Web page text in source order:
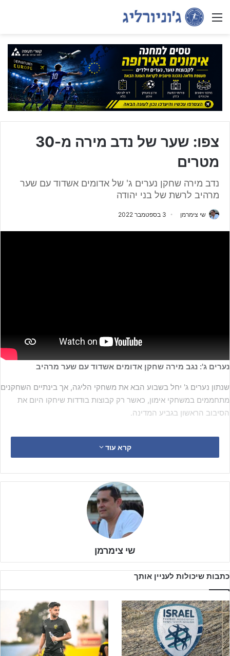
Menu
צפו: שער של נדב מירה מ-30
מטרים
נדב מירה שחקן נערים ג' של אדומים אשדוד עם שער
מרהיב לרשת של בני יהודה
שי צימרמן 3 בספטמבר 2022
נערים ג': נגב מירה שחקן אדומים אשדוד עם שער מרהיב
שנתון נערים ג' יחל בשבוע הבא את משחקי הליגה, אך בינתיים השחקנים
מתחממים במשחקי אימון, כאשר רק קבוצות בודדות שיחקו היום את
הסיבוב הראשון בגביע המדינה.
נדב מירהשחקן נערים ג' שלאדומים אשדוד
כבש היום בניצחון 5:4
במשחק האימון על בני יהודה, כשהוא מזהה את השוער מחוץ לשער
קרא עוד
שי צימרמן
כתבות שיכולות לעניין אותך